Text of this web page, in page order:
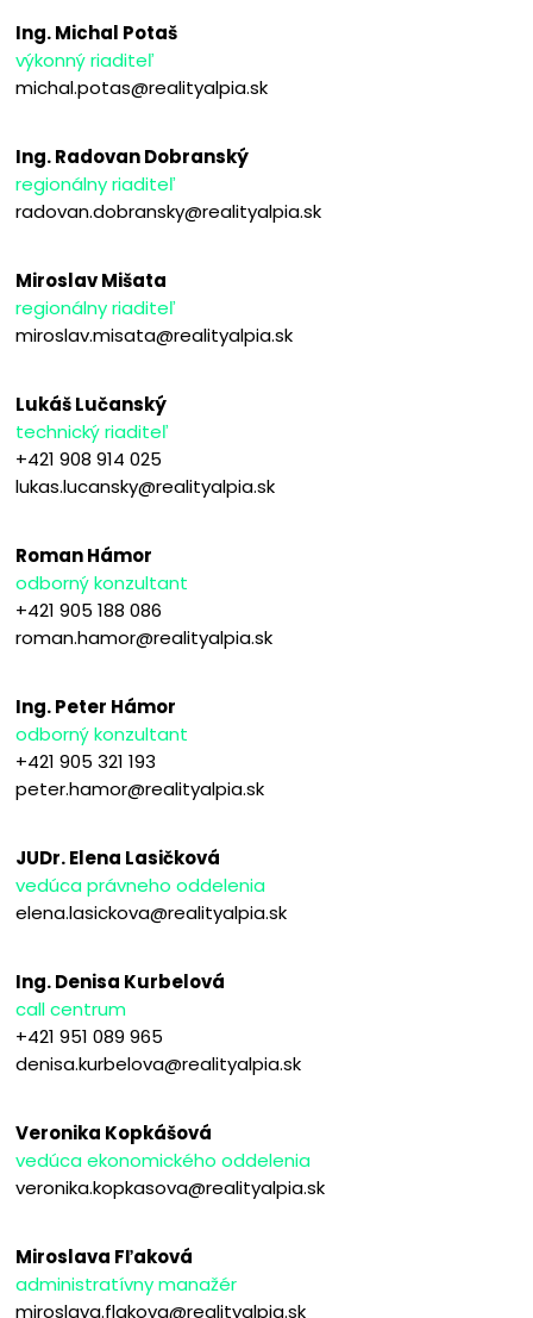
Ing. Michal Potaš
výkonný riaditeľ
michal.potas@realityalpia.sk
Ing. Radovan Dobranský
regionálny riaditeľ
radovan.dobransky@realityalpia.sk
Miroslav Mišata
regionálny riaditeľ
miroslav.misata@realityalpia.sk
Lukáš Lučanský
technický riaditeľ
+421 908 914 025
lukas.lucansky@realityalpia.sk
Roman Hámor
odborný konzultant
+421 905 188 086
roman.hamor@realityalpia.sk
Ing. Peter Hámor
odborný konzultant
+421 905 321 193
peter.hamor@realityalpia.sk
JUDr. Elena Lasičková
vedúca právneho oddelenia
elena.lasickova@realityalpia.sk
Ing. Denisa Kurbelová
call centrum
+421 951 089 965
denisa.kurbelova@realityalpia.sk
Veronika Kopkášová
vedúca ekonomického oddelenia
veronika.kopkasova@realityalpia.sk
Miroslava Fľaková
administratívny manažér
miroslava.flakova@realityalpia.sk